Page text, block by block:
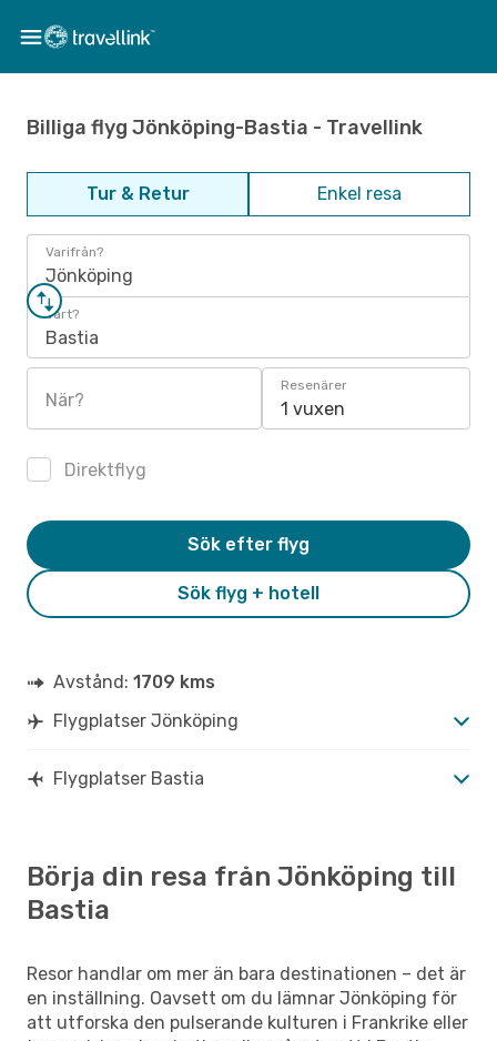
Billiga flyg Jönköping-Bastia - Travellink
Tur & Retur Enkel resa
Varifrån?
Jönköping
Vart?
Bastia
När?
Resenärer
1 vuxen
Direktflyg
Sök flyg + hotell
Sök efter flyg
Avstånd: 1709 kms
Flygplatser Jönköping
Flygplatser Bastia
Börja din resa från Jönköping till
Bastia
Resor handlar om mer än bara destinationen – det är
en inställning. Oavsett om du lämnar Jönköping för
att utforska den pulserande kulturen i Frankrike eller